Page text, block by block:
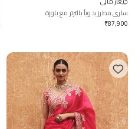
ساري مطرز يدوياً بالترتر مع بلوزة
₹87,900